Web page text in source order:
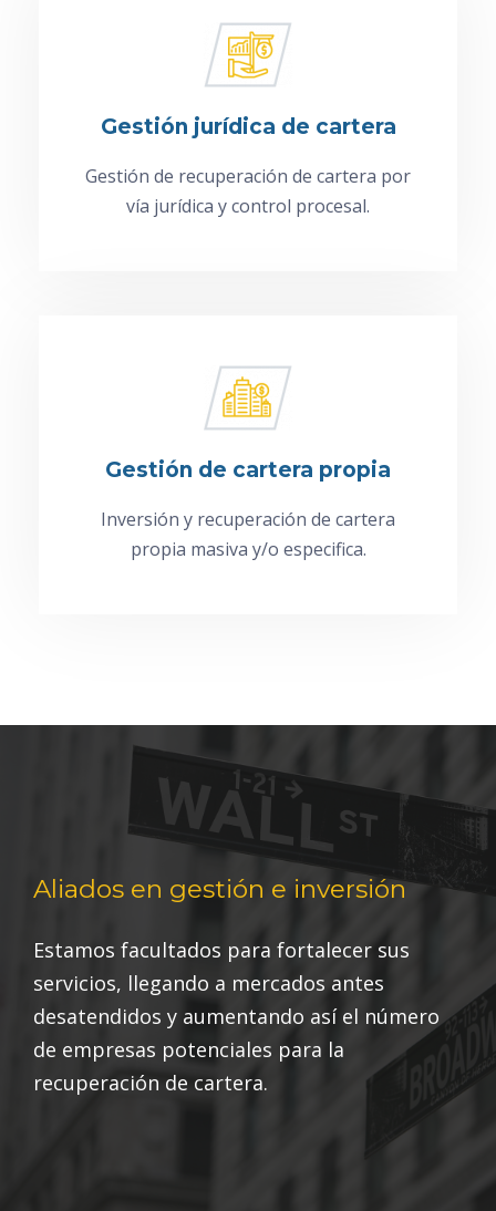
Gestión jurídica de cartera
Gestión de recuperación de cartera por
vía jurídica y control procesal.
Gestión de cartera propia
Inversión y recuperación de cartera
propia masiva y/o especifica.
Aliados en gestión e inversión
Estamos facultados para fortalecer sus
servicios, llegando a mercados antes
desatendidos y aumentando así el número
de empresas potenciales para la
recuperación de cartera.